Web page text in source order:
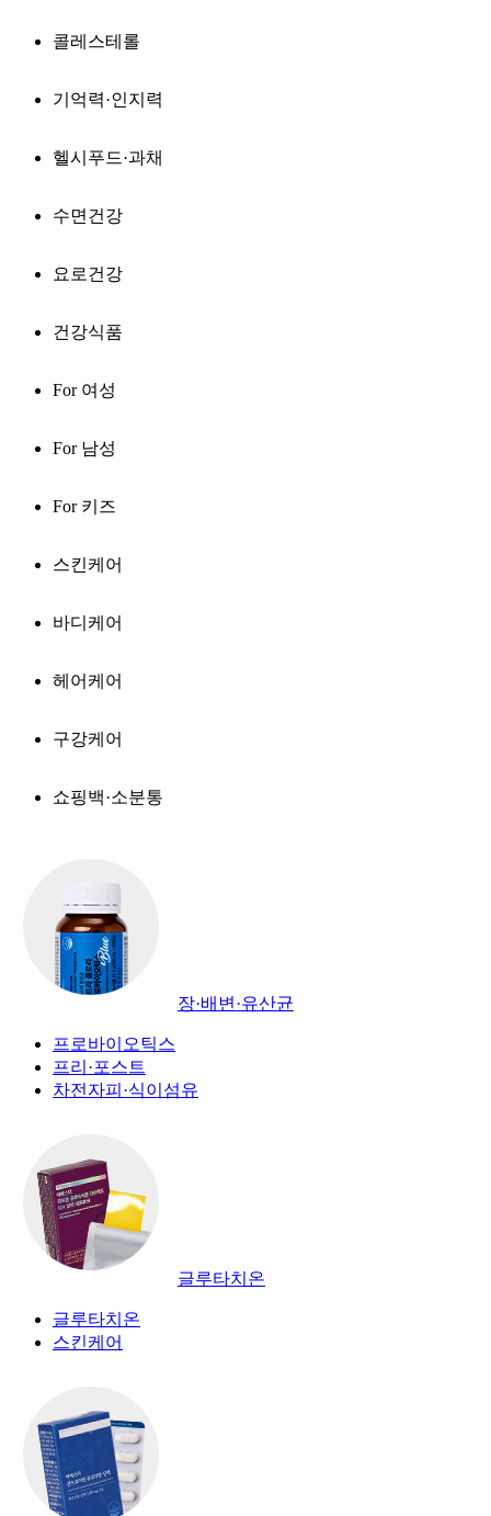
콜레스테롤
기억력·인지력
헬시푸드·과채
수면건강
요로건강
건강식품
For 여성
For 남성
For 키즈
스킨케어
바디케어
헤어케어
구강케어
쇼핑백·소분통
장·배변·유산균
프로바이오틱스
프리·포스트
차전자피·식이섬유
글루타치온
글루타치온
스킨케어